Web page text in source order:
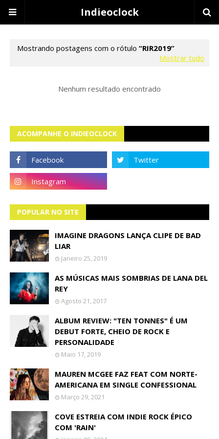
Indieoclock
Mostrando postagens com o rótulo
RIR2019
Mostrar tudo
Nenhum resultado encontrado
ACOMPANHE O INDIEOCLOCK
POPULAR NO SITE
IMAGINE DRAGONS LANÇA CLIPE DE BAD
LIAR
Janeiro 25, 2019
AS MÚSICAS MAIS SOMBRIAS DE LANA DEL
REY
Agosto 21, 2017
ALBUM REVIEW: "TEN TONNES" É UM
DEBUT FORTE, CHEIO DE ROCK E
PERSONALIDADE
Maio 17, 2019
MAUREN MCGEE FAZ FEAT COM NORTE-
AMERICANA EM SINGLE CONFESSIONAL
Março 29, 2021
COVE ESTREIA COM INDIE ROCK ÉPICO
COM 'RAIN'